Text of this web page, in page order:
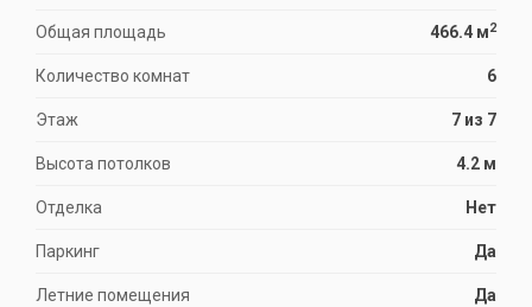
Общая площадь 466.4 м2
Количество комнат 6
Этаж 7 из 7
Высота потолков 4.2 м
Отделка Нет
Паркинг Да
Летние помещения Да